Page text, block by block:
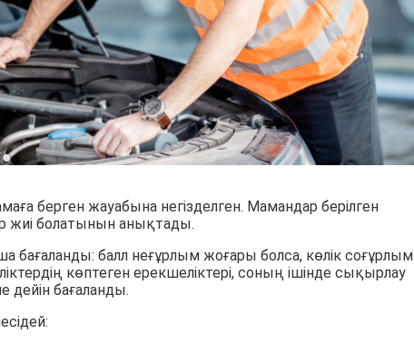
берген жауабына негізделген. Мамандар берілген
жиі болатынын анықтады.
бағаланды: балл неғұрлым жоғары болса, көлік соғұрлым
көптеген ерекшеліктері, соның ішінде сықырлау
дейін бағаланды.